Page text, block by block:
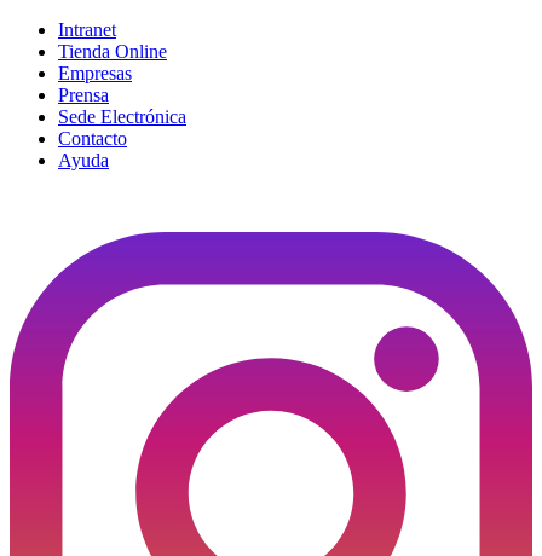
Intranet
Tienda Online
Empresas
Prensa
Sede Electrónica
Contacto
Ayuda